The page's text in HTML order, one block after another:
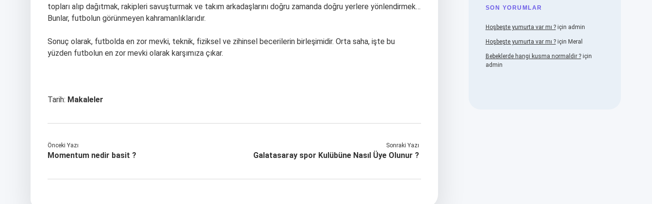
topları alıp dağıtmak, rakipleri savuşturmak ve takım arkadaşlarını doğru zamanda doğru yerlere yönlendirmek…
Bunlar, futbolun görünmeyen kahramanlıklarıdır.
Sonuç olarak, futbolda en zor mevki, teknik, fiziksel ve zihinsel becerilerin birleşimidir. Orta saha, işte bu
yüzden futbolun en zor mevki olarak karşımıza çıkar.
Tarih: Makaleler
Önceki Yazı
Momentum nedir basit ?
Sonraki Yazı
Galatasaray spor Kulübüne Nasıl Üye Olunur ?
SON YORUMLAR
Hoşbeşte yumurta var mı ?için admin
Hoşbeşte yumurta var mı ?için Meral
Bebeklerde hangi kusma normaldir ?için
admin